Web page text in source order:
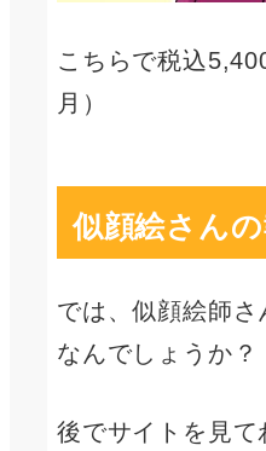
こちらで税込
月）
似顔絵さん
では、似顔絵師さ
なんでしょうか？
後でサイトを見て